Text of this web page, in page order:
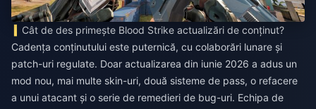
Cât de des primește Blood Strike actualizări de conținut?
Cadența conținutului este puternică, cu colaborări lunare și
patch-uri regulate. Doar actualizarea din iunie 2026 a adus un
mod nou, mai multe skin-uri, două sisteme de pass, o refacere
a unui atacant și o serie de remedieri de bug-uri. Echipa de